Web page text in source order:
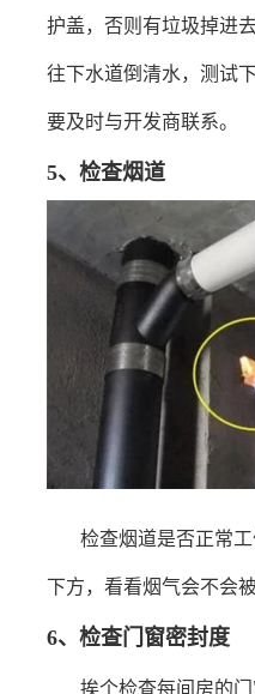
护盖，否则有垃圾掉进
往下水道倒清水，测试
要及时与开发商联系。
5、检查烟道
检查烟道是否正常
下方，看看烟气会不会被
6、检查门窗密封度
挨个检查每间房的